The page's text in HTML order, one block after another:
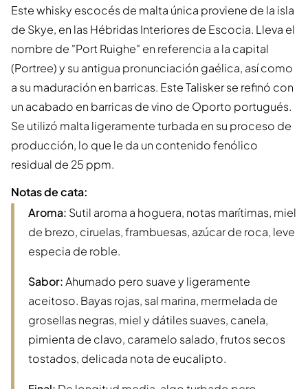
Este whisky escocés de malta única proviene de la isla
de Skye, en las Hébridas Interiores de Escocia. Lleva el
nombre de "Port Ruighe" en referencia a la capital
(Portree) y su antigua pronunciación gaélica, así como
a su maduración en barricas. Este Talisker se refinó con
un acabado en barricas de vino de Oporto portugués.
Se utilizó malta ligeramente turbada en su proceso de
producción, lo que le da un contenido fenólico
residual de 25 ppm.
Notas de cata:
Aroma: Sutil aroma a hoguera, notas marítimas, miel
de brezo, ciruelas, frambuesas, azúcar de roca, leve
especia de roble.
Sabor:Ahumado pero suave y ligeramente
aceitoso. Bayas rojas, sal marina, mermelada de
grosellas negras, miel y dátiles suaves, canela,
pimienta de clavo, caramelo salado, frutos secos
tostados, delicada nota de eucalipto.